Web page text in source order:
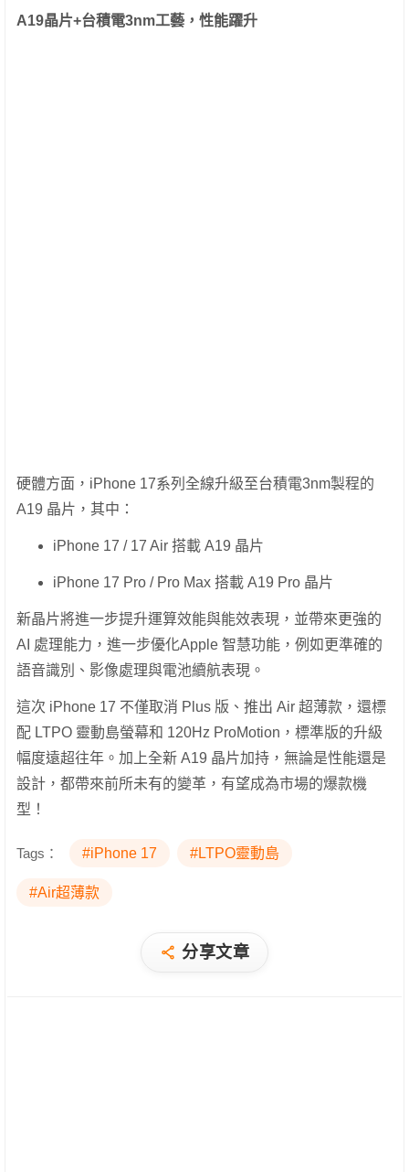
A19晶片+台積電3nm工藝，性能躍升
硬體方面，iPhone 17系列全線升級至台積電3nm製程的
A19 晶片，其中：
iPhone 17 / 17 Air 搭載 A19 晶片
iPhone 17 Pro / Pro Max 搭載 A19 Pro 晶片
新晶片將進一步提升運算效能與能效表現，並帶來更強的
AI 處理能力，進一步優化Apple 智慧功能，例如更準確的
語音識別、影像處理與電池續航表現。
這次 iPhone 17 不僅取消 Plus 版、推出 Air 超薄款，還標
配 LTPO 靈動島螢幕和 120Hz ProMotion，標準版的升級
幅度遠超往年。加上全新 A19 晶片加持，無論是性能還是
設計，都帶來前所未有的變革，有望成為市場的爆款機
型！
Tags： #iPhone 17 #LTPO靈動島
#Air超薄款
分享文章